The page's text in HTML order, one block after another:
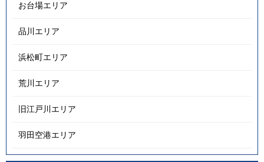
お台場エリア
品川エリア
浜松町エリア
荒川エリア
旧江戸川エリア
羽田空港エリア